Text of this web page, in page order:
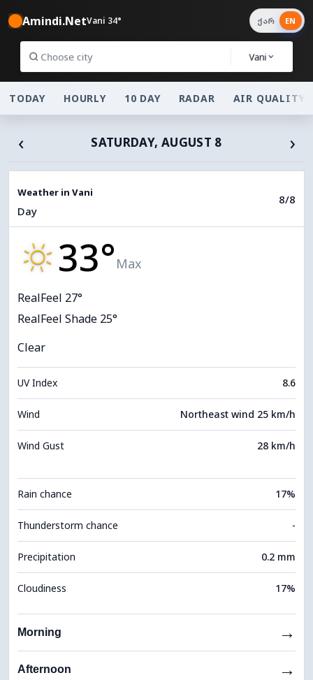
Amindi.NetVani 34°
Vani
ქარ EN
TODAY HOURLY 10 DAY RADAR AIR QUALITY
‹ SATURDAY, AUGUST 8 ›
Weather in Vani
Day
8/8
33° Max
RealFeel 27°
RealFeel Shade 25°
Clear
UV Index 8.6
Wind Northeast wind 25 km/h
Wind Gust 28 km/h
Rain chance 17%
Thunderstorm chance -
Precipitation 0.2 mm
Cloudiness 17%
Morning →
Afternoon →